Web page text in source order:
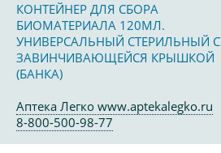
КОНТЕЙНЕР ДЛЯ СБОРА
БИОМАТЕРИАЛА 120МЛ.
УНИВЕРСАЛЬНЫЙ СТЕРИЛЬНЫЙ С
ЗАВИНЧИВАЮЩЕЙСЯ КРЫШКОЙ
(БАНКА)
Аптека Легко www.aptekalegko.ru
8-800-500-98-77